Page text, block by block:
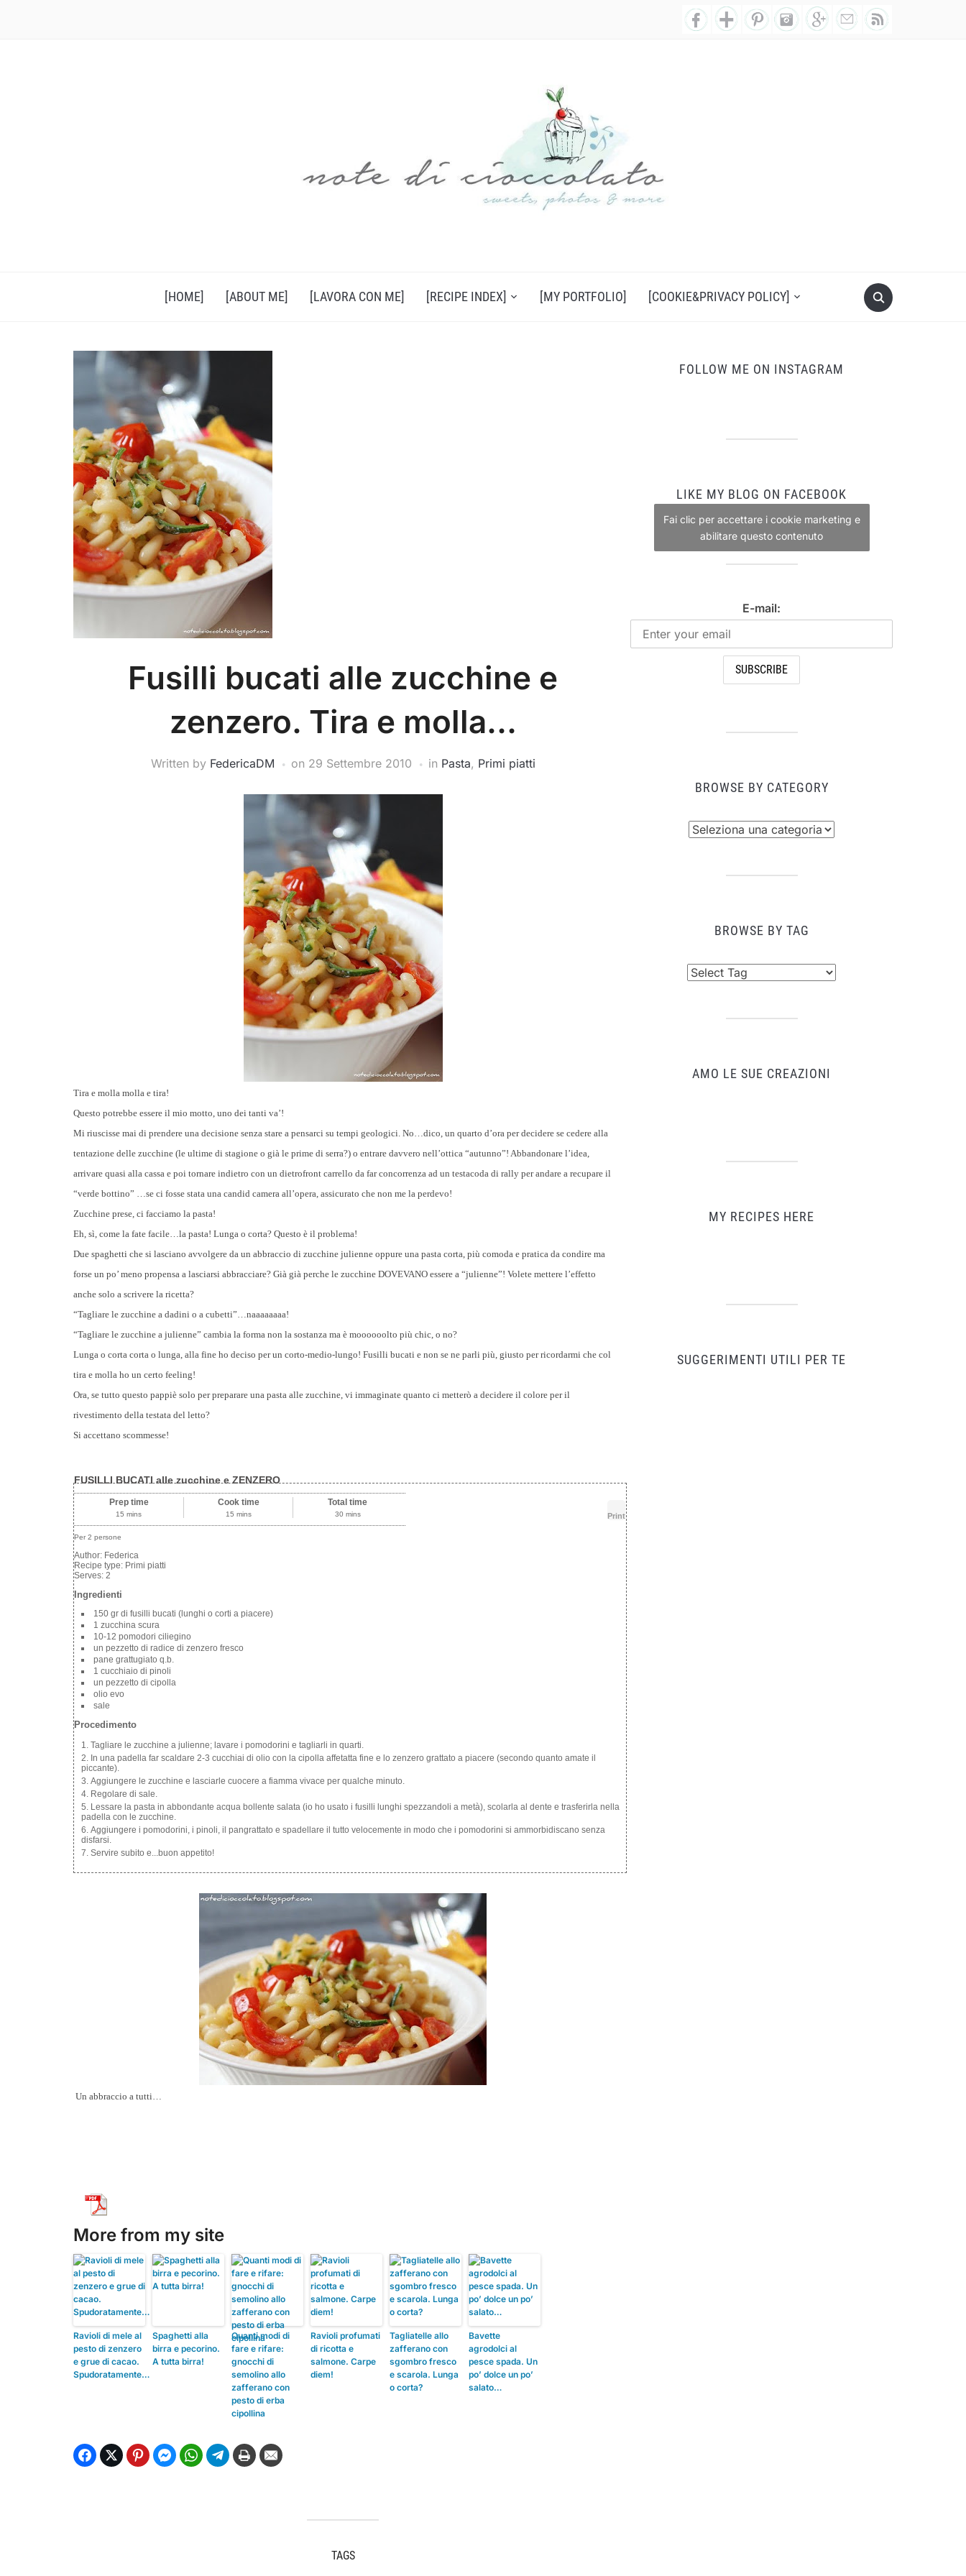
[HOME] [ABOUT ME] [LAVORA CON ME] [RECIPE INDEX] [MY PORTFOLIO] [COOKIE&PRIVACY POLICY]
Fusilli bucati alle zucchine e
zenzero. Tira e molla…
Written by FedericaDM on 29 Settembre 2010 in Pasta, Primi piatti
Tira e molla molla e tira!
Questo potrebbe essere il mio motto, uno dei tanti va’!
Mi riuscisse mai di prendere una decisione senza stare a pensarci su tempi geologici. No…dico, un quarto d’ora per decidere se cedere alla
tentazione delle zucchine (le ultime di stagione o già le prime di serra?) o entrare davvero nell’ottica “autunno”! Abbandonare l’idea,
arrivare quasi alla cassa e poi tornare indietro con un dietrofront carrello da far concorrenza ad un testacoda di rally per andare a recupare il
“verde bottino” …se ci fosse stata una candid camera all’opera, assicurato che non me la perdevo!
Zucchine prese, ci facciamo la pasta!
Eh, sì, come la fate facile…la pasta! Lunga o corta? Questo è il problema!
Due spaghetti che si lasciano avvolgere da un abbraccio di zucchine julienne oppure una pasta corta, più comoda e pratica da condire ma
forse un po’ meno propensa a lasciarsi abbracciare? Già già perche le zucchine DOVEVANO essere a “julienne”! Volete mettere l’effetto
anche solo a scrivere la ricetta?
“Tagliare le zucchine a dadini o a cubetti”…naaaaaaaa!
“Tagliare le zucchine a julienne” cambia la forma non la sostanza ma è moooooolto più chic, o no?
Lunga o corta corta o lunga, alla fine ho deciso per un corto-medio-lungo! Fusilli bucati e non se ne parli più, giusto per ricordarmi che col
tira e molla ho un certo feeling!
Ora, se tutto questo pappiè solo per preparare una pasta alle zucchine, vi immaginate quanto ci metterò a decidere il colore per il
rivestimento della testata del letto?
Si accettano scommesse!
FUSILLI BUCATI alle zucchine e ZENZERO
Print
Prep time
15 mins
Cook time
15 mins
Total time
30 mins
Per 2 persone
Author: Federica
Recipe type: Primi piatti
Serves: 2
Ingredienti
150 gr di fusilli bucati (lunghi o corti a piacere)
1 zucchina scura
10-12 pomodori ciliegino
un pezzetto di radice di zenzero fresco
pane grattugiato q.b.
1 cucchiaio di pinoli
un pezzetto di cipolla
olio evo
sale
Procedimento
Tagliare le zucchine a julienne; lavare i pomodorini e tagliarli in quarti.
In una padella far scaldare 2-3 cucchiai di olio con la cipolla affetatta fine e lo zenzero grattato a piacere (secondo quanto amate il
piccante).
Aggiungere le zucchine e lasciarle cuocere a fiamma vivace per qualche minuto.
Regolare di sale.
Lessare la pasta in abbondante acqua bollente salata (io ho usato i fusilli lunghi spezzandoli a metà), scolarla al dente e trasferirla nella
padella con le zucchine.
Aggiungere i pomodorini, i pinoli, il pangrattato e spadellare il tutto velocemente in modo che i pomodorini si ammorbidiscano senza
disfarsi.
Servire subito e...buon appetito!
Un abbraccio a tutti…
More from my site
Ravioli di mele al
pesto di zenzero
e grue di cacao.
Spudoratamente…
Spaghetti alla
birra e pecorino.
A tutta birra!
Quanti modi di
fare e rifare:
gnocchi di
semolino allo
zafferano con
pesto di erba
cipollina
Ravioli profumati
di ricotta e
salmone. Carpe
diem!
Tagliatelle allo
zafferano con
sgombro fresco
e scarola. Lunga
o corta?
Bavette
agrodolci al
pesce spada. Un
po’ dolce un po’
salato…
TAGS
FOLLOW ME ON INSTAGRAM
LIKE MY BLOG ON FACEBOOK
Fai clic per accettare i cookie marketing e
abilitare questo contenuto
E-mail:
BROWSE BY CATEGORY
BROWSE BY TAG
AMO LE SUE CREAZIONI
MY RECIPES HERE
SUGGERIMENTI UTILI PER TE